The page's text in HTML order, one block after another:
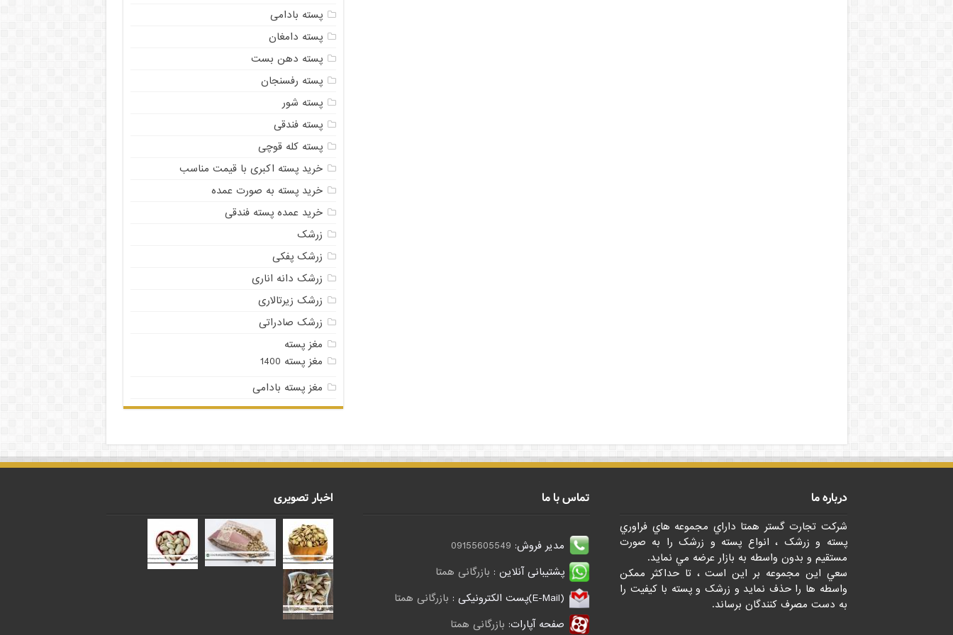
پسته بادامی
پسته دامغان
پسته دهن بست
پسته رفسنجان
پسته شور
پسته فندقی
پسته کله قوچی
خرید پسته اکبری با قیمت مناسب
خرید پسته به صورت عمده
خرید عمده پسته فندقی
زرشک
زرشک پفکی
زرشک دانه اناری
زرشک زیرتالاری
زرشک صادراتی
مغز پسته
مغز پسته 1400
مغز پسته بادامی
درباره ما
شرکت تجارت گستر همتا داراي مجموعه هاي فراوري
پسته و زرشک ، انواع پسته و زرشک را به صورت
مستقيم و بدون واسطه به بازار عرضه مي نمايد.
سعي اين مجموعه بر اين است ، تا حداکثر ممکن
واسطه ها را حذف نمايد و زرشک و پسته با کيفيت را
به دست مصرف کنندگان برساند.
تماس با ما
مدیر فروش: 09155605549
پشتیبانی آنلاین : بازرگانی همتا
(E-Mail)پست الکترونیکی :
بازرگانی همتا
صفحه آپارات: بازرگانی همتا
اخبار تصویری